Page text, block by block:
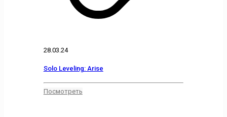
28.03.24
Solo Leveling: Arise
Посмотреть